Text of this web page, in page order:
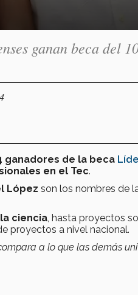
ganan beca del
ganadores de la beca
en el Tec.
López son los nombres de
ciencia , hasta proyectos
proyectos a nivel nacional.
a lo que las demás